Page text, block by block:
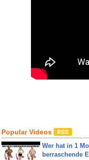
Popular Videos
Wer hat in 1
berraschende